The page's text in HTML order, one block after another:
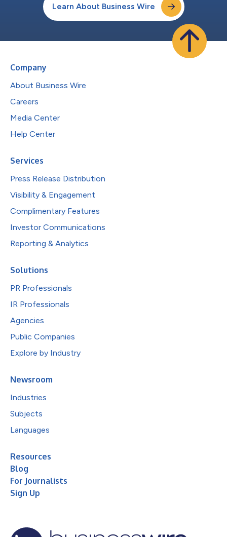
Learn About Business Wire
Company
About Business Wire
Careers
Media Center
Help Center
Services
Press Release Distribution
Visibility & Engagement
Complimentary Features
Investor Communications
Reporting & Analytics
Solutions
PR Professionals
IR Professionals
Agencies
Public Companies
Explore by Industry
Newsroom
Industries
Subjects
Languages
Resources
Blog
For Journalists
Sign Up